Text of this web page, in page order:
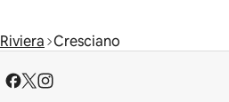
Riviera Cresciano